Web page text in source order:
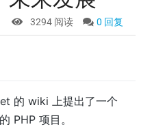
3294 阅读 0 回复
的 wiki 上提出了一个
PHP 项目。